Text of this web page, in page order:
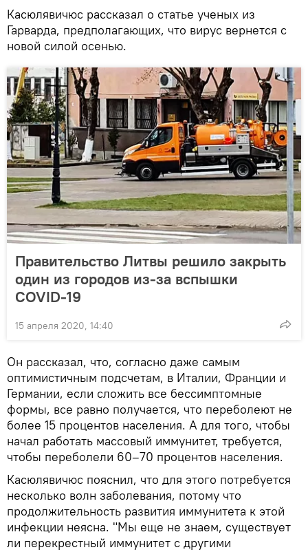
Касюлявичюс рассказал о статье ученых из
Гарварда, предполагающих, что вирус вернется с
новой силой осенью.
Правительство Литвы решило закрыть
один из городов из-за вспышки
COVID-19
15 апреля 2020, 14:40
Он рассказал, что, согласно даже самым
оптимистичным подсчетам, в Италии, Франции и
Германии, если сложить все бессимптомные
формы, все равно получается, что переболеют не
более 15 процентов населения. А для того, чтобы
начал работать массовый иммунитет, требуется,
чтобы переболели 60–70 процентов населения.
Касюлявичюс пояснил, что для этого потребуется
несколько волн заболевания, потому что
продолжительность развития иммунитета к этой
инфекции неясна. "Мы еще не знаем, существует
ли перекрестный иммунитет с другими